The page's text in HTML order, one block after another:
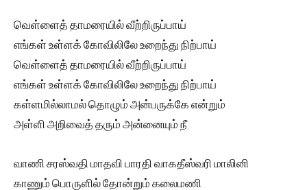
வெள்ளைத் தாமரையில் வீற்றிருப்பாய்
எங்கள் உள்ளக் கோவிலிலே உறைந்து நிற்பாய்
வெள்ளைத் தாமரையில் வீற்றிருப்பாய்
எங்கள் உள்ளக் கோவிலிலே உறைந்து நிற்பாய்
கள்ளமில்லாமல் தொழும் அன்பருக்கே என்றும்
அள்ளி அறிவைத் தரும் அன்னையும் நீ
வாணி சரஸ்வதி மாதவி பாரதி வாகதீஸ்வரி மாலினி
காணும் பொருளில் தோன்றும் கலைமணி